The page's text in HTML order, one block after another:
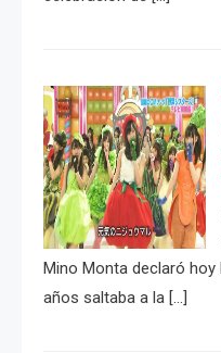
Mino Monta declaró
años saltaba a la […]